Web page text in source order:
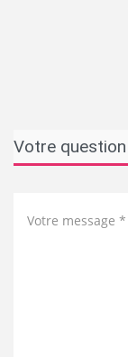
Votre message *